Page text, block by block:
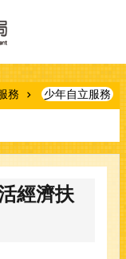
務 少年自立服務
經濟扶